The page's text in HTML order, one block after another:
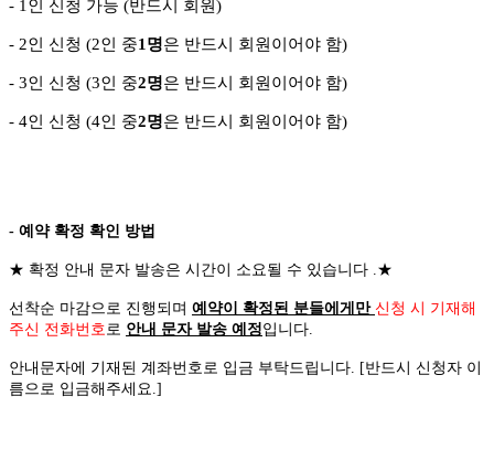
- 1인 신청 가능 (반드시 회원)
- 2인 신청 (2인 중1명은 반드시 회원이어야 함)
- 3인 신청 (3인 중2명은 반드시 회원이어야 함)
- 4인 신청 (4인 중2명은 반드시 회원이어야 함)
- 예약 확정 확인 방법
★ 확정 안내 문자 발송은 시간이 소요될 수 있습니다 .★
선착순 마감으로 진행되며 예약이 확정된 분들에게만 신청 시 기재해
주신 전화번호로 안내 문자 발송 예정입니다.
안내문자에 기재된 계좌번호로 입금 부탁드립니다. [반드시 신청자 이
름으로 입금해주세요.]